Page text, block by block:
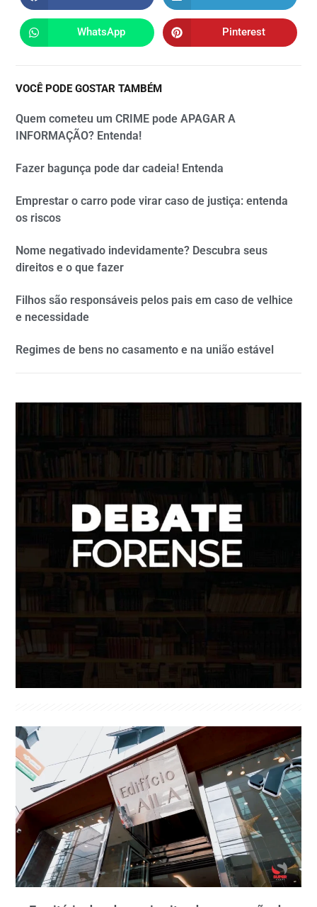
WhatsApp Pinterest
VOCÊ PODE GOSTAR TAMBÉM
Quem cometeu um CRIME pode APAGAR A
INFORMAÇÃO? Entenda!
Fazer bagunça pode dar cadeia! Entenda
Emprestar o carro pode virar caso de justiça: entenda
os riscos
Nome negativado indevidamente? Descubra seus
direitos e o que fazer
Filhos são responsáveis pelos pais em caso de velhice
e necessidade
Regimes de bens no casamento e na união estável